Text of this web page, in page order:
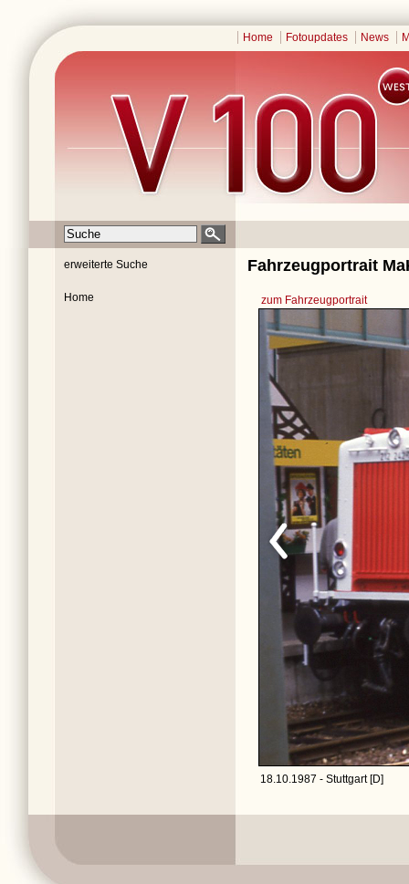
Home Fotoupdates News
erweiterte Suche
Home
Fahrzeugportrait
zum Fahrzeugportrait
18.10.1987 - Stuttgart [D]